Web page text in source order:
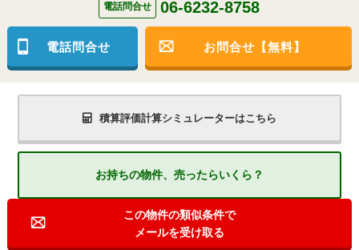
電話問合せ 06-6232-8758
電話問合せ お問合せ【無料】
積算評価計算シミュレーターはこちら
お持ちの物件、売ったらいくら？
この物件の類似条件で
メールを受け取る